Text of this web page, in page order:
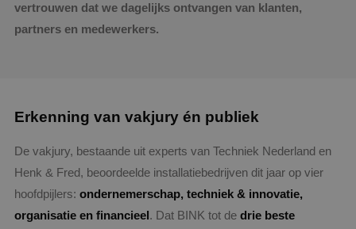
vertrouwen dat we dagelijks ontvangen van klanten,
partners en medewerkers.
Erkenning van vakjury én publiek
De vakjury, bestaande uit experts van Techniek Nederland en
Henk & Fred, beoordeelde installatiebedrijven dit jaar op vier
hoofdpijlers: ondernemerschap, techniek & innovatie,
organisatie en financieel . Dat BINK tot de drie beste